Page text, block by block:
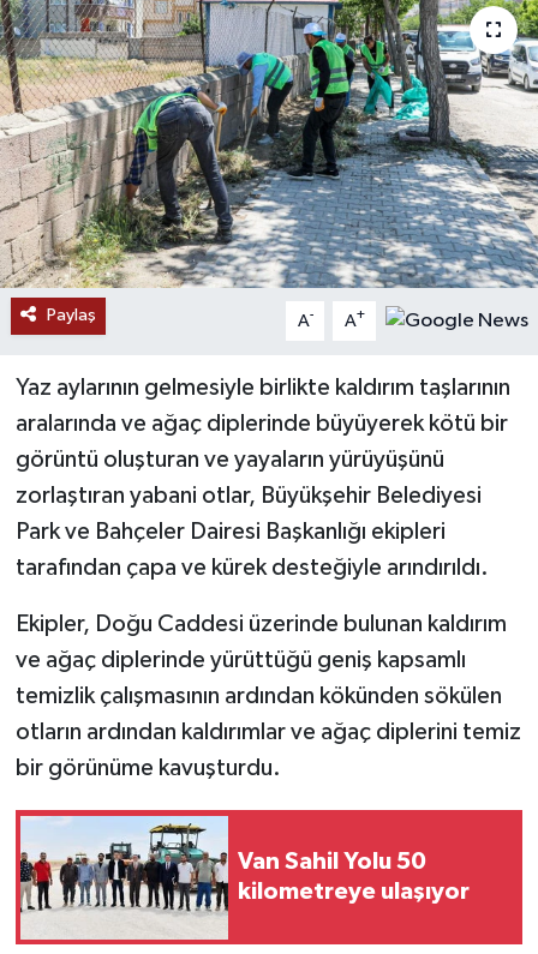
Paylaş A- A+
Yaz aylarının gelmesiyle birlikte kaldırım taşlarının
aralarında ve ağaç diplerinde büyüyerek kötü bir
görüntü oluşturan ve yayaların yürüyüşünü
zorlaştıran yabani otlar, Büyükşehir Belediyesi
Park ve Bahçeler Dairesi Başkanlığı ekipleri
tarafından çapa ve kürek desteğiyle arındırıldı.
Ekipler, Doğu Caddesi üzerinde bulunan kaldırım
ve ağaç diplerinde yürüttüğü geniş kapsamlı
temizlik çalışmasının ardından kökünden sökülen
otların ardından kaldırımlar ve ağaç diplerini temiz
bir görünüme kavuşturdu.
Van Sahil Yolu 50
kilometreye ulaşıyor
RESMİ İLANLAR